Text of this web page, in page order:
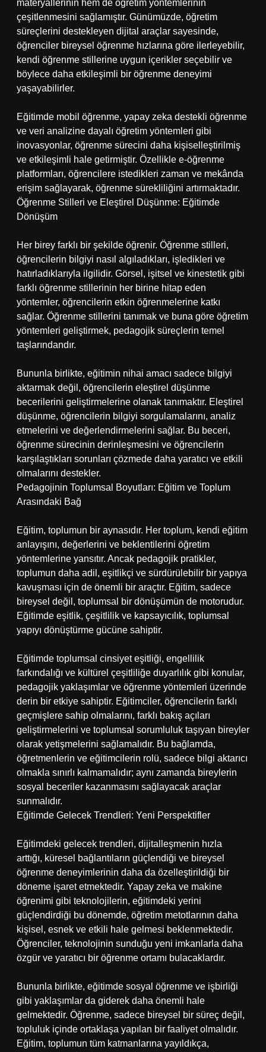
materyallerinin hem de öğretim yöntemlerinin
çeşitlenmesini sağlamıştır. Günümüzde, öğretim
süreçlerini destekleyen dijital araçlar sayesinde,
öğrenciler bireysel öğrenme hızlarına göre ilerleyebilir,
kendi öğrenme stillerine uygun içerikler seçebilir ve
böylece daha etkileşimli bir öğrenme deneyimi
yaşayabilirler.
Eğitimde mobil öğrenme, yapay zeka destekli öğrenme
ve veri analizine dayalı öğretim yöntemleri gibi
inovasyonlar, öğrenme sürecini daha kişiselleştirilmiş
ve etkileşimli hale getirmiştir. Özellikle e-öğrenme
platformları, öğrencilere istedikleri zaman ve mekânda
erişim sağlayarak, öğrenme sürekliliğini artırmaktadır.
Öğrenme Stilleri ve Eleştirel Düşünme: Eğitimde
Dönüşüm
Her birey farklı bir şekilde öğrenir. Öğrenme stilleri,
öğrencilerin bilgiyi nasıl algıladıkları, işledikleri ve
hatırladıklarıyla ilgilidir. Görsel, işitsel ve kinestetik gibi
farklı öğrenme stillerinin her birine hitap eden
yöntemler, öğrencilerin etkin öğrenmelerine katkı
sağlar. Öğrenme stillerini tanımak ve buna göre öğretim
yöntemleri geliştirmek, pedagojik süreçlerin temel
taşlarındandır.
Bununla birlikte, eğitimin nihai amacı sadece bilgiyi
aktarmak değil, öğrencilerin eleştirel düşünme
becerilerini geliştirmelerine olanak tanımaktır. Eleştirel
düşünme, öğrencilerin bilgiyi sorgulamalarını, analiz
etmelerini ve değerlendirmelerini sağlar. Bu beceri,
öğrenme sürecinin derinleşmesini ve öğrencilerin
karşılaştıkları sorunları çözmede daha yaratıcı ve etkili
olmalarını destekler.
Pedagojinin Toplumsal Boyutları: Eğitim ve Toplum
Arasındaki Bağ
Eğitim, toplumun bir aynasıdır. Her toplum, kendi eğitim
anlayışını, değerlerini ve beklentilerini öğretim
yöntemlerine yansıtır. Ancak pedagojik pratikler,
toplumun daha adil, eşitlikçi ve sürdürülebilir bir yapıya
kavuşması için de önemli bir araçtır. Eğitim, sadece
bireysel değil, toplumsal bir dönüşümün de motorudur.
Eğitimde eşitlik, çeşitlilik ve kapsayıcılık, toplumsal
yapıyı dönüştürme gücüne sahiptir.
Eğitimde toplumsal cinsiyet eşitliği, engellilik
farkındalığı ve kültürel çeşitliliğe duyarlılık gibi konular,
pedagojik yaklaşımlar ve öğrenme yöntemleri üzerinde
derin bir etkiye sahiptir. Eğitimciler, öğrencilerin farklı
geçmişlere sahip olmalarını, farklı bakış açıları
geliştirmelerini ve toplumsal sorumluluk taşıyan bireyler
olarak yetişmelerini sağlamalıdır. Bu bağlamda,
öğretmenlerin ve eğitimcilerin rolü, sadece bilgi aktarıcı
olmakla sınırlı kalmamalıdır; aynı zamanda bireylerin
sosyal beceriler kazanmasını sağlayacak araçlar
sunmalıdır.
Eğitimde Gelecek Trendleri: Yeni Perspektifler
Eğitimdeki gelecek trendleri, dijitalleşmenin hızla
arttığı, küresel bağlantıların güçlendiği ve bireysel
öğrenme deneyimlerinin daha da özelleştirildiği bir
döneme işaret etmektedir. Yapay zeka ve makine
öğrenimi gibi teknolojilerin, eğitimdeki yerini
güçlendirdiği bu dönemde, öğretim metotlarının daha
kişisel, esnek ve etkili hale gelmesi beklenmektedir.
Öğrenciler, teknolojinin sunduğu yeni imkanlarla daha
özgür ve yaratıcı bir öğrenme ortamı bulacaklardır.
Bununla birlikte, eğitimde sosyal öğrenme ve işbirliği
gibi yaklaşımlar da giderek daha önemli hale
gelmektedir. Öğrenme, sadece bireysel bir süreç değil,
topluluk içinde ortaklaşa yapılan bir faaliyet olmalıdır.
Eğitim, toplumun tüm katmanlarına yayıldıkça,